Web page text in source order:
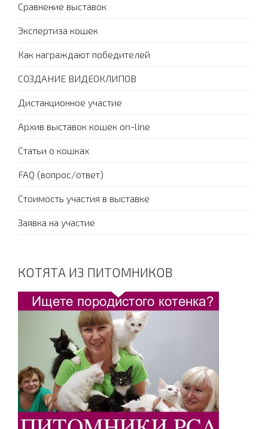
Сравнение выставок
Экспертиза кошек
Как награждают победителей
СОЗДАНИЕ ВИДЕОКЛИПОВ
Дистанционное участие
Архив выставок кошек on-line
Статьи о кошках
FAQ (вопрос/ответ)
Стоимость участия в выставке
Заявка на участие
КОТЯТА ИЗ ПИТОМНИКОВ